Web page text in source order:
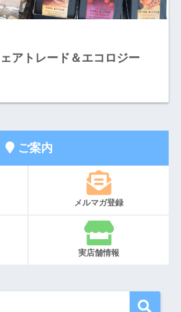
アトレード＆エコロジー
ご案内
メルマガ登録
実店舗情報